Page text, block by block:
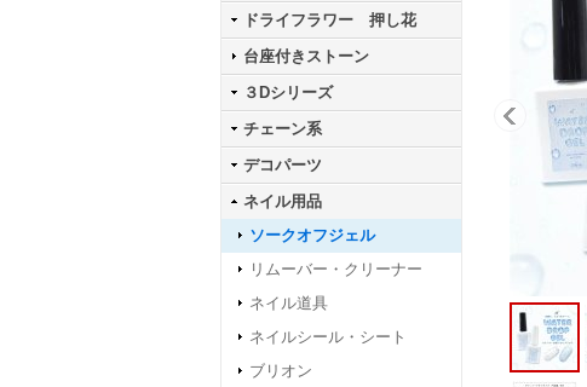
ドライフラワー 押し花
台座付きストーン
３Dシリーズ
チェーン系
デコパーツ
ネイル用品
ソークオフジェル
リムーバー・クリーナー
ネイル道具
ネイルシール・シート
ブリオン